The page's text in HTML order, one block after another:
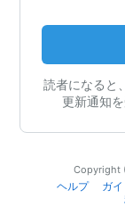
読者になると
更新通知
Copyright
ヘルプ
ガ